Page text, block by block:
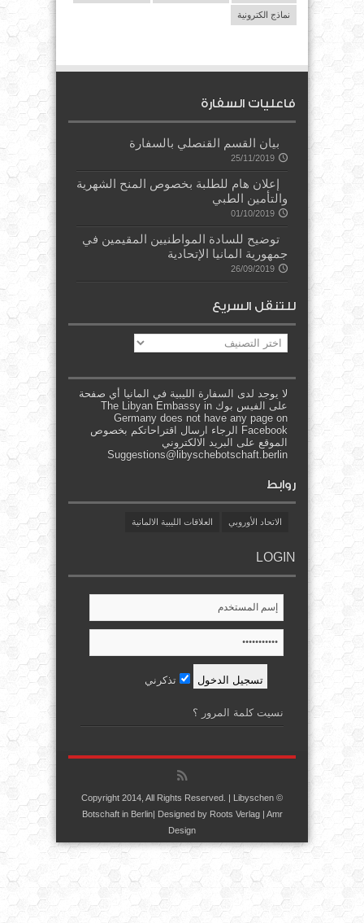
نماذج الكترونية
فاعليات السفارة
بيان القسم القنصلي بالسفارة
25/11/2019
إعلان هام للطلبة بخصوص المنح الشهرية
والتأمين الطبي
01/10/2019
توضيح للسادة المواطنيين المقيمين في
جمهورية المانيا الإتحادية
26/09/2019
للتنقل السريع
للتنقل
السريع
لا يوجد لدى السفارة الليبية في المانيا أي صفحة
على الفيس بوك The Libyan Embassy in
Germany does not have any page on
Facebook الرجاء ارسال اقتراحاتكم بخصوص
الموقع على البريد الالكتروني
Suggestions@libyschebotschaft.berlin
روابط
الاتحاد الأوروبي العلاقات الليبية الالمانية
LOGIN
تذكرني
نسيت كلمة المرور ؟
© Copyright 2014, All Rights Reserved. | Libyschen
Botschaft in Berlin| Designed by Roots Verlag| Amr
Design